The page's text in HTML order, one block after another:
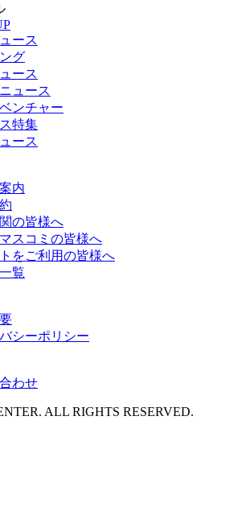
ース
グ
ース
ュース
ンチャー
特集
ース
内
の皆様へ
スコミの皆様へ
をご利用の皆様へ
覧
シーポリシー
わせ
ALL RIGHTS RESERVED.